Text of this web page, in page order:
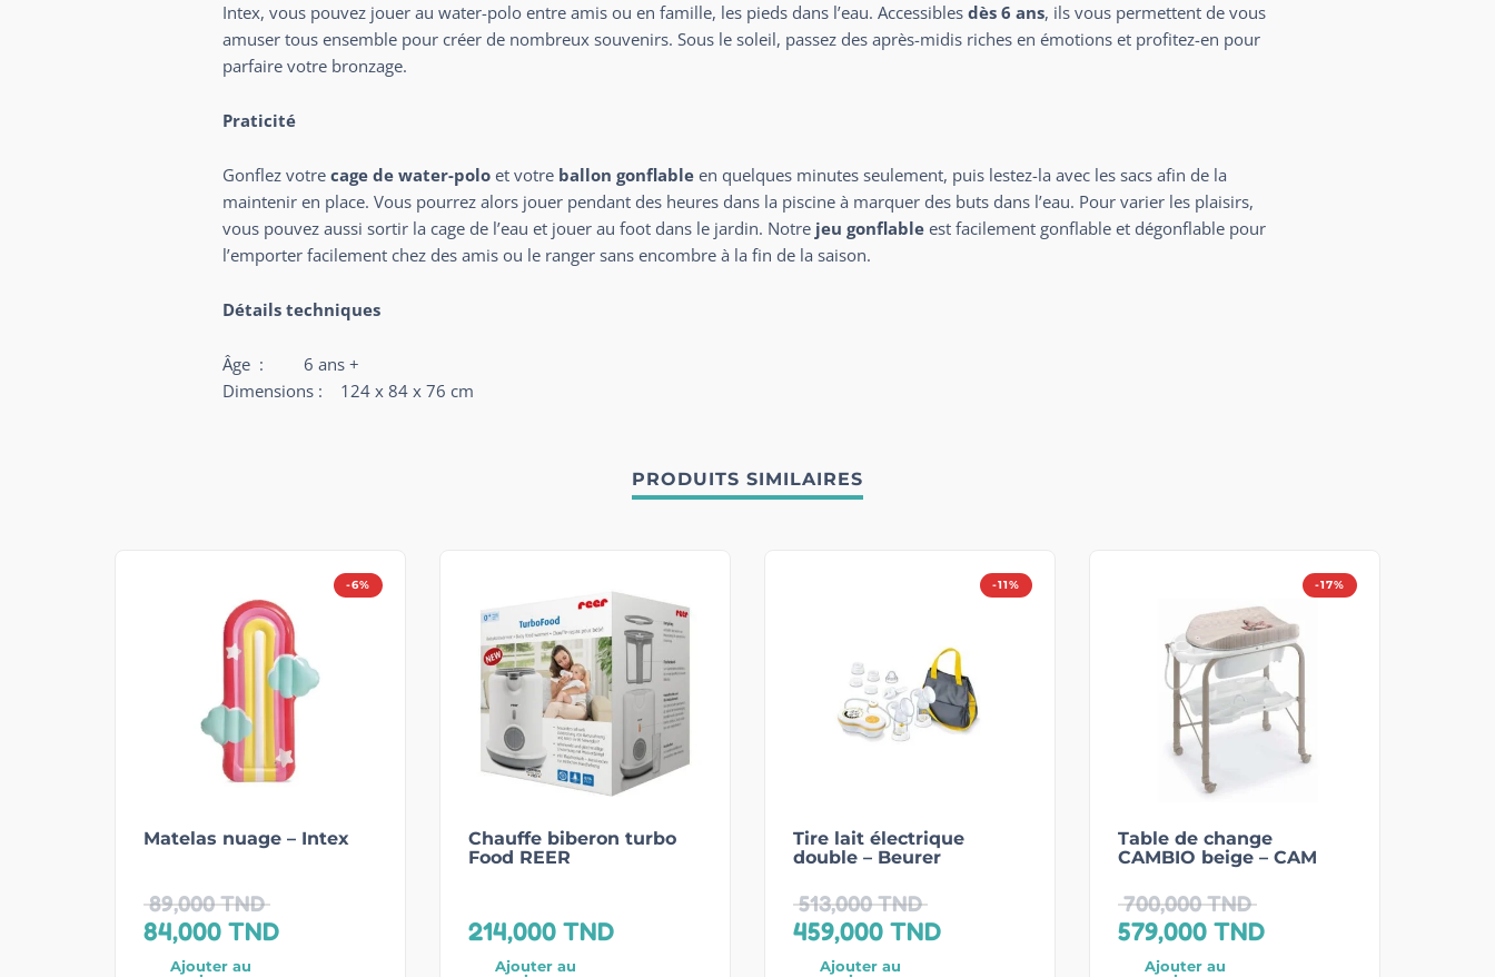
Intex, vous pouvez jouer au water-polo entre amis ou en famille, les pieds dans l’eau. Accessibles dès 6 ans, ils vous permettent de vous
amuser tous ensemble pour créer de nombreux souvenirs. Sous le soleil, passez des après-midis riches en émotions et profitez-en pour
parfaire votre bronzage.
Praticité
Gonflez votre cage de water-poloet votre ballon gonflableen quelques minutes seulement, puis lestez-la avec les sacs afin de la
maintenir en place. Vous pourrez alors jouer pendant des heures dans la piscine à marquer des buts dans l’eau. Pour varier les plaisirs,
vous pouvez aussi sortir la cage de l’eau et jouer au foot dans le jardin. Notre jeu gonflableest facilement gonflable et dégonflable pour
l’emporter facilement chez des amis ou le ranger sans encombre à la fin de la saison.
Détails techniques
Âge : 6 ans +
Dimensions : 124 x 84 x 76 cm
PRODUITS SIMILAIRES
-6%
Matelas nuage – Intex
89,000TND
84,000 TND
Ajouter au
Chauffe biberon turbo
Food REER
214,000 TND
Ajouter au
-11%
Tire lait électrique
double – Beurer
513,000TND
459,000 TND
Ajouter au
-17%
Table de change
CAMBIO beige – CAM
700,000TND
579,000 TND
Ajouter au